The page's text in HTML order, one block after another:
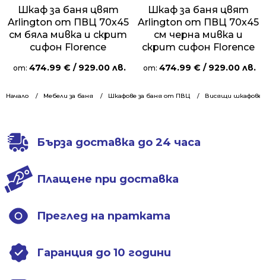
Начало Мебели за баня Шкафове за баня от ПВЦ Висящи шкафове
Шкаф за баня цвят
Arlington от ПВЦ 70х45
см бяла мивка и скрит
сифон Florence
от: 474.99 € / 929.00 лв.
Шкаф за баня цвят
Arlington от ПВЦ 70х45
см черна мивка и
скрит сифон Florence
от: 474.99 € / 929.00 лв.
Бърза доставка до 24 часа
Плащене при доставка
Преглед на пратката
Гаранция до 10 години